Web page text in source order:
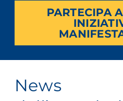
PARTECIPA
News